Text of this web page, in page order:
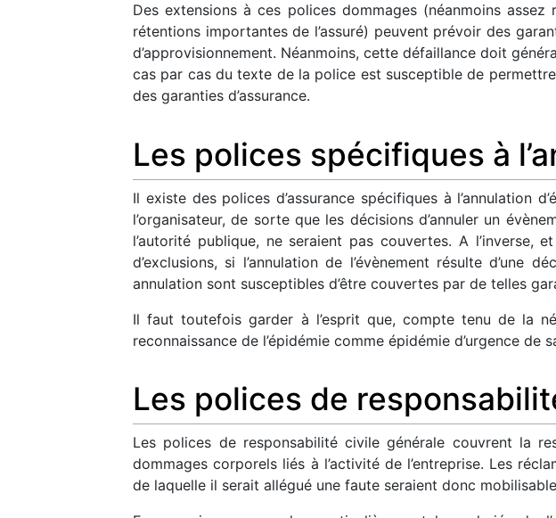
Des extensions à ces polices dommages (néanmoins
rétentions importantes de l’assuré) peuvent prévoir des
d’approvisionnement. Néanmoins, cette défaillance doit
cas par cas du texte de la police est susceptible de
des garanties d’assurance.
Les polices spécifiques à
Il existe des polices d’assurance spécifiques à l’annulation
l’organisateur, de sorte que les décisions d’annuler un
l’autorité publique, ne seraient pas couvertes. A
d’exclusions, si l’annulation de l’évènement résulte d’une
annulation sont susceptibles d’être couvertes par de telles
Il faut toutefois garder à l’esprit que, compte tenu de la
reconnaissance de l’épidémie comme épidémie d’urgence de
Les polices de
Les polices de responsabilité civile générale couvrent la
dommages corporels liés à l’activité de l’entreprise. Les
de laquelle il serait allégué une faute seraient donc